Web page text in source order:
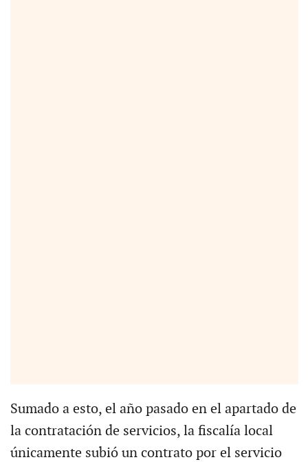
Sumado a esto, el año pasado en el apartado de
la contratación de servicios, la fiscalía local
únicamente subió un contrato por el servicio